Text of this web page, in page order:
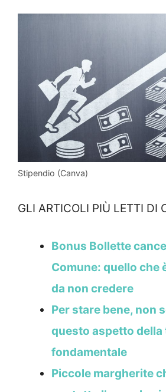
Stipendio (Canva)
GLI ARTICOLI PIÙ LETTI DI
Bonus Bollette
Comune: quello che
da non credere
Per stare bene, non
questo aspetto della
fondamentale
Piccole margherite